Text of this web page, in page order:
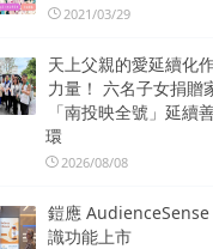
2021/03/29
天上父親的愛延續化
力量！ 六名子女捐贈
「南投映全號」延續
環
2026/08/08
鎧應 AudienceSense
識功能上市